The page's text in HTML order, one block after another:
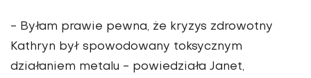
- Byłam prawie pewna, że kryzys zdrowotny
Kathryn był spowodowany toksycznym
działaniem metalu - powiedziała Janet,